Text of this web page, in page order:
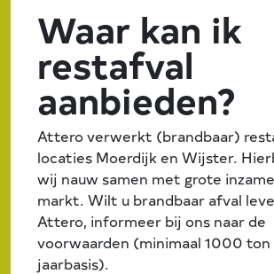
Waar kan ik
restafval
aanbieden?
Attero verwerkt (brandbaar)
locaties Moerdijk en Wijster.
wij nauw samen met grote
markt. Wilt u brandbaar afval
Attero, informeer bij ons naar de
voorwaarden (minimaal 1000 ton
jaarbasis).